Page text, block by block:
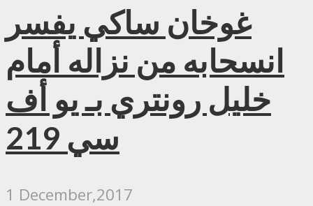
غوخان ساكي يفسر
انسحابه من نزاله أمام
خليل رونتري بـ يو أف
سي 219
1 December,2017